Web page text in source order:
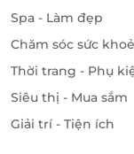
Spa - Làm đẹp
Chăm sóc sức khoẻ
Thời trang - Phụ
Siêu thị - Mua sắm
Giải trí - Tiện ích